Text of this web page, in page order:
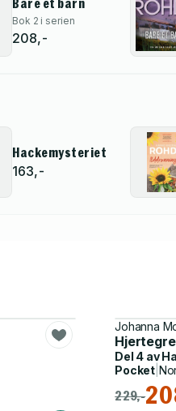
Bare et barn
Bok 2 i serien
208,-
Hackemysteriet
163,-
Johanna
Del 4 av
Pocket
229,-